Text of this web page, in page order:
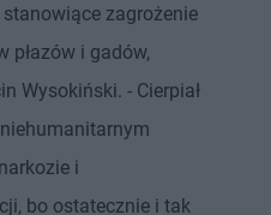
zagrożenie
płazów i gadów,
Wysokiński. - Cierpiał
i
bo ostatecznie i tak